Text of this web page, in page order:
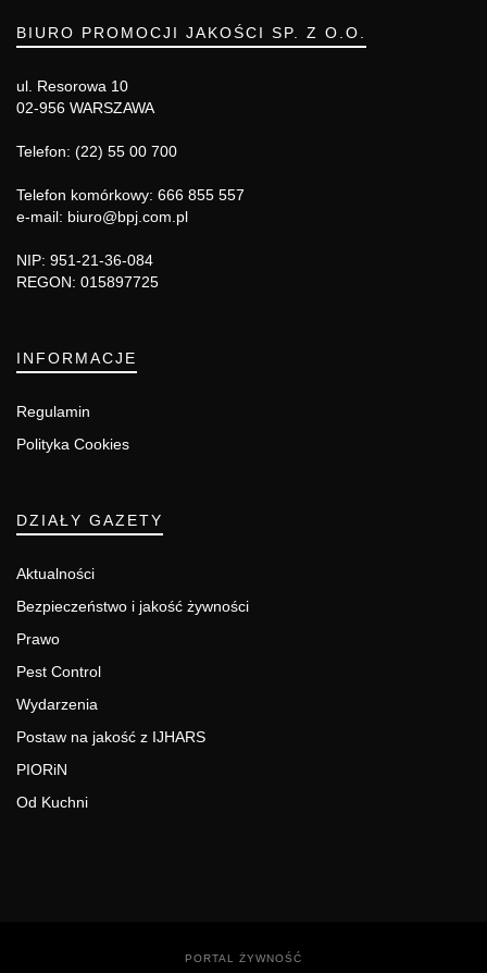
BIURO PROMOCJI JAKOŚCI SP. Z O.O.
ul. Resorowa 10
02-956 WARSZAWA
Telefon: (22) 55 00 700
Telefon komórkowy: 666 855 557
e-mail: biuro@bpj.com.pl
NIP: 951-21-36-084
REGON: 015897725
INFORMACJE
Regulamin
Polityka Cookies
DZIAŁY GAZETY
Aktualności
Bezpieczeństwo i jakość żywności
Prawo
Pest Control
Wydarzenia
Postaw na jakość z IJHARS
PIORiN
Od Kuchni
PORTAL ŻYWNOŚĆ